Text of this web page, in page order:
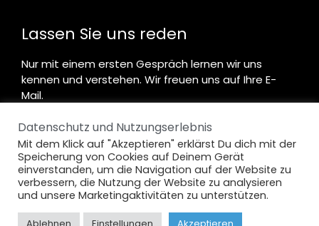
Lassen Sie uns reden
Nur mit einem ersten Gespräch lernen wir uns
kennen und verstehen. Wir freuen uns auf Ihre E-
Mail.
Kontakt aufnehmen
© 2024 Anger-Media | Alle Rechte vorbehalten
Datenschutz und Nutzungserlebnis
Mit dem Klick auf "Akzeptieren" erklärst Du dich mit der
Speicherung von Cookies auf Deinem Gerät
einverstanden, um die Navigation auf der Website zu
verbessern, die Nutzung der Website zu analysieren
und unsere Marketingaktivitäten zu unterstützen.